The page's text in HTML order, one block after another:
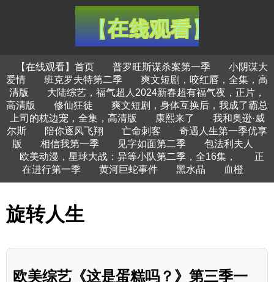
【在线观看】首页 普罗旺斯谋杀案第一季
小阴谋大
爱情
班克罗夫特第二季
爽文短剧，咬红唇，全集，高
清版
大陆综艺，福气超人2024新春超有福气夜，正片，
高清版
修仙狂徒
爽文短剧，身体互换后，我成了霸总
上司的枕边宠，全集，高清版
康熙来了
我和奥逊·威
尔斯
陪你逐风飞翔 亡命刺客
奇遇人生第一季优享
版
相信我第一季 见字如面第二季
包法利夫人
欧美动漫，星球大战：异等小队第二季，全16集，
正
在进行第一季
黄河巨蛇事件 黑水晶 血橙
旋转人生
欧美综艺《这是蛋糕吗？》第三季一